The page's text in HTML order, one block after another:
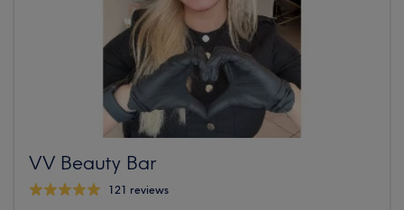
VV Beauty Bar
121 reviews